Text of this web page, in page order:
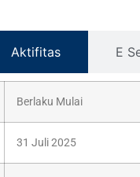
Aktifitas E
Berlaku Mulai
31 Juli 2025